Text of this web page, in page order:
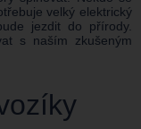
velký elektrický
jezdit do přírody.
s naším zkušeným